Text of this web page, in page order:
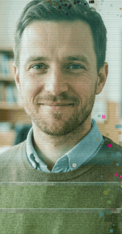
0 1
0
1
Produktový balíček pro 1.